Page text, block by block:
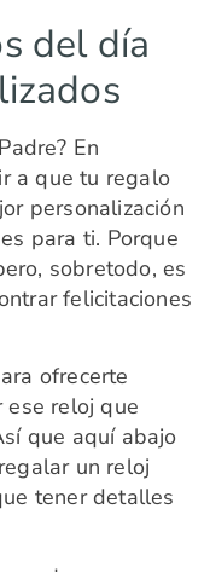
del día
En
a que tu regalo
personalización
para ti. Porque
sobretodo, es
felicitaciones
ofrecerte
ese reloj que
que aquí abajo
un reloj
tener detalles